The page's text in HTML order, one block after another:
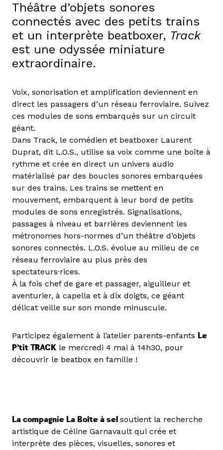
Théâtre d’objets sonores
connectés avec des petits trains
et un interprète beatboxer, Track
est une odyssée miniature
extraordinaire.
Voix, sonorisation et amplification deviennent en
direct les passagers d’un réseau ferroviaire. Suivez
ces modules de sons embarqués sur un circuit
géant.
Dans Track, le comédien et beatboxer Laurent
Duprat, dit L.O.S., utilise sa voix comme une boîte à
rythme et crée en direct un univers audio
matérialisé par des boucles sonores embarquées
sur des trains. Les trains se mettent en
mouvement, embarquent à leur bord de petits
modules de sons enregistrés. Signalisations,
passages à niveau et barrières deviennent les
métronomes hors-normes d’un théâtre d’objets
sonores connectés. L.O.S. évolue au milieu de ce
réseau ferroviaire au plus près des
spectateurs·rices.
À la fois chef de gare et passager, aiguilleur et
aventurier, à capella et à dix doigts, ce géant
délicat veille sur son monde minuscule.
Participez également à l’atelier parents-enfants Le
P’tit TRACK le mercredi 4 mai à 14h30, pour
découvrir le beatbox en famille !
La compagnie La Boîte à sel soutient la recherche
artistique de Céline Garnavault qui crée et
interprète des pièces, visuelles, sonores et